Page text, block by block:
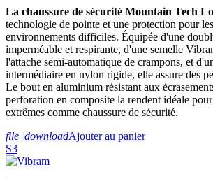
La chaussure de sécurité Mountain Tech
technologie de pointe et une protection pour
environnements difficiles. Équipée d'une
imperméable et respirante, d'une semelle
l'attache semi-automatique de crampons, et
intermédiaire en nylon rigide, elle assure des
Le bout en aluminium résistant aux
perforation en composite la rendent idéale
extrêmes comme chaussure de sécurité.
file_downloadAjouter au panier
S3